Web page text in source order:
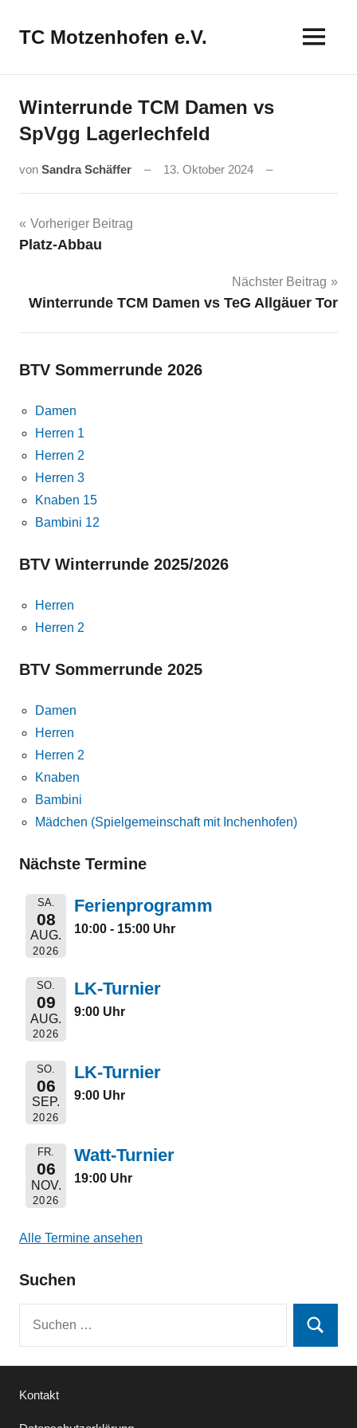
InhaltTC Motzenhofen e.V.
Winterrunde TCM Damen vs
SpVgg Lagerlechfeld
von Sandra Schäffer 13. Oktober 2024
Beitragsnavigation
Vorheriger Beitrag
Platz-Abbau
Nächster Beitrag
Winterrunde TCM Damen vs TeG Allgäuer Tor
BTV Sommerrunde 2026
Damen
Herren 1
Herren 2
Herren 3
Knaben 15
Bambini 12
BTV Winterrunde 2025/2026
Herren
Herren 2
BTV Sommerrunde 2025
Damen
Herren
Herren 2
Knaben
Bambini
Mädchen (Spielgemeinschaft mit Inchenhofen)
Nächste Termine
SA.
08
AUG.
2026
Ferienprogramm
10:00 - 15:00 Uhr
SO.
09
AUG.
2026
LK-Turnier
9:00 Uhr
SO.
06
SEP.
2026
LK-Turnier
9:00 Uhr
FR.
06
NOV.
2026
Watt-Turnier
19:00 Uhr
Alle Termine ansehen
Suchen
Suchen
Kontakt